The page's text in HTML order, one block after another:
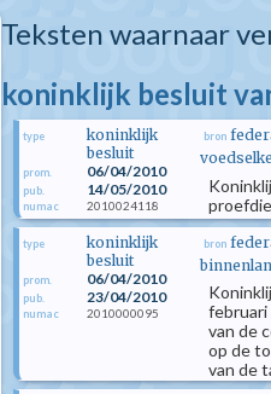
Teksten waarnaar
koninklijk besluit
type
koninklijk
besluit
prom. 06/04/2010
pub. 14/05/2010
numac 2010024118
bron
type
koninklijk
besluit
prom. 06/04/2010
pub. 23/04/2010
numac 2010000095
bron
van de
op de
van de